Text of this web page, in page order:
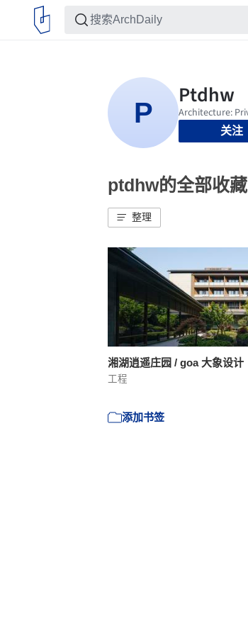
关注
ptdhw的全部收藏
整理
湘湖逍遥庄园 / goa 大象设计
工程
添加书签